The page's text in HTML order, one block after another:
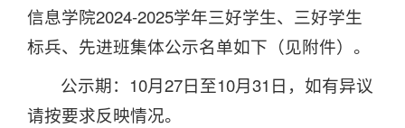
信息学院2024-2025学年三好学生、三好学生
标兵、先进班集体公示名单如下（见附件）。
公示期：10月27日至10月31日，如有异议
请按要求反映情况。